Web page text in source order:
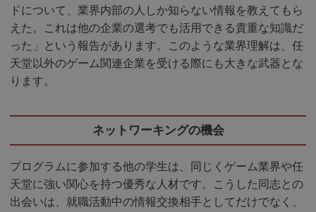
ドについて、業界内部の人しか知らない情報を教えてもら
えた。これは他の企業の選考でも活用できる貴重な知識だ
った」という報告があります。このような業界理解は、任
天堂以外のゲーム関連企業を受ける際にも大きな武器とな
ります。
ネットワーキングの機会
プログラムに参加する他の学生は、同じくゲーム業界や任
天堂に強い関心を持つ優秀な人材です。こうした同志との
出会いは、就職活動中の情報交換相手としてだけでなく、